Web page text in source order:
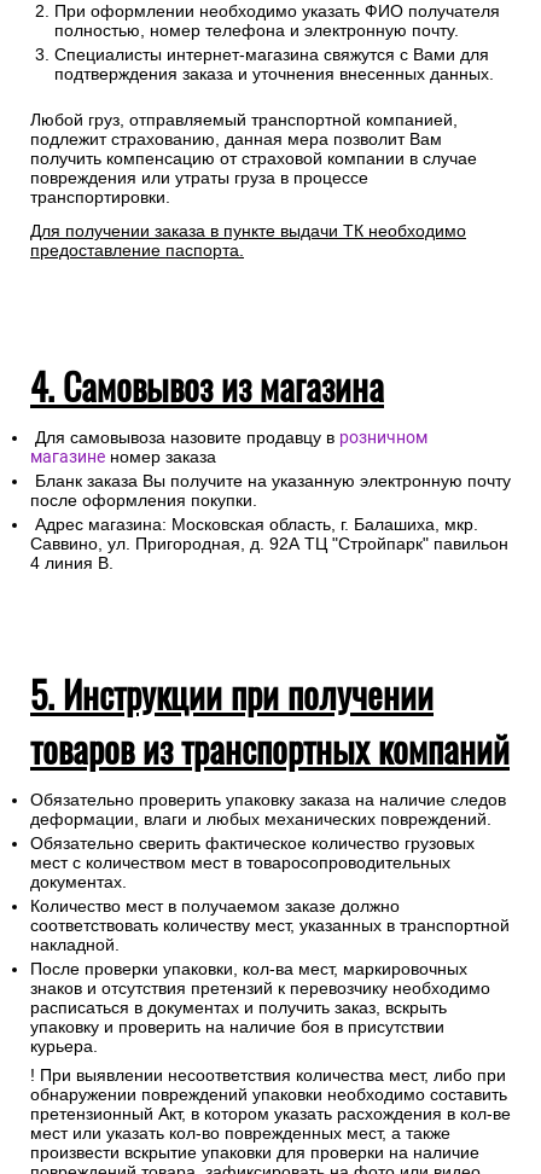
При оформлении необходимо указать ФИО получателя
полностью, номер телефона и электронную почту.
Специалисты интернет-магазина свяжутся с Вами для
подтверждения заказа и уточнения внесенных данных.
Любой груз, отправляемый транспортной компанией,
подлежит страхованию, данная мера позволит Вам
получить компенсацию от страховой компании в случае
повреждения или утраты груза в процессе
транспортировки.
Для получении заказа в пункте выдачи ТК необходимо
предоставление паспорта.
4. Самовывоз из магазина
Для самовывоза назовите продавцу в розничном
магазине номер заказа
Бланк заказа Вы получите на указанную электронную почту
после оформления покупки.
Адрес магазина: Московская область, г. Балашиха, мкр.
Саввино, ул. Пригородная, д. 92А ТЦ "Стройпарк" павильон
4 линия В.
5. Инструкции при получении
товаров из транспортных компаний
Обязательно проверить упаковку заказа на наличие следов
деформации, влаги и любых механических повреждений.
Обязательно сверить фактическое количество грузовых
мест с количеством мест в товаросопроводительных
документах.
Количество мест в получаемом заказе должно
соответствовать количеству мест, указанных в транспортной
накладной.
После проверки упаковки, кол-ва мест, маркировочных
знаков и отсутствия претензий к перевозчику необходимо
расписаться в документах и получить заказ, вскрыть
упаковку и проверить на наличие боя в присутствии
курьера.
! При выявлении несоответствия количества мест, либо при
обнаружении повреждений упаковки необходимо составить
претензионный Акт, в котором указать расхождения в кол-ве
мест или указать кол-во поврежденных мест, а также
произвести вскрытие упаковки для проверки на наличие